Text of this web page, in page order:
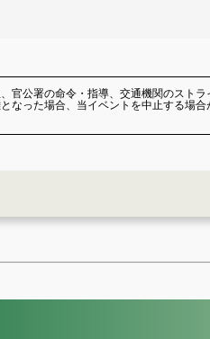
官公署の命令・指導、交通機関のスト
なった場合、当イベントを中止する場